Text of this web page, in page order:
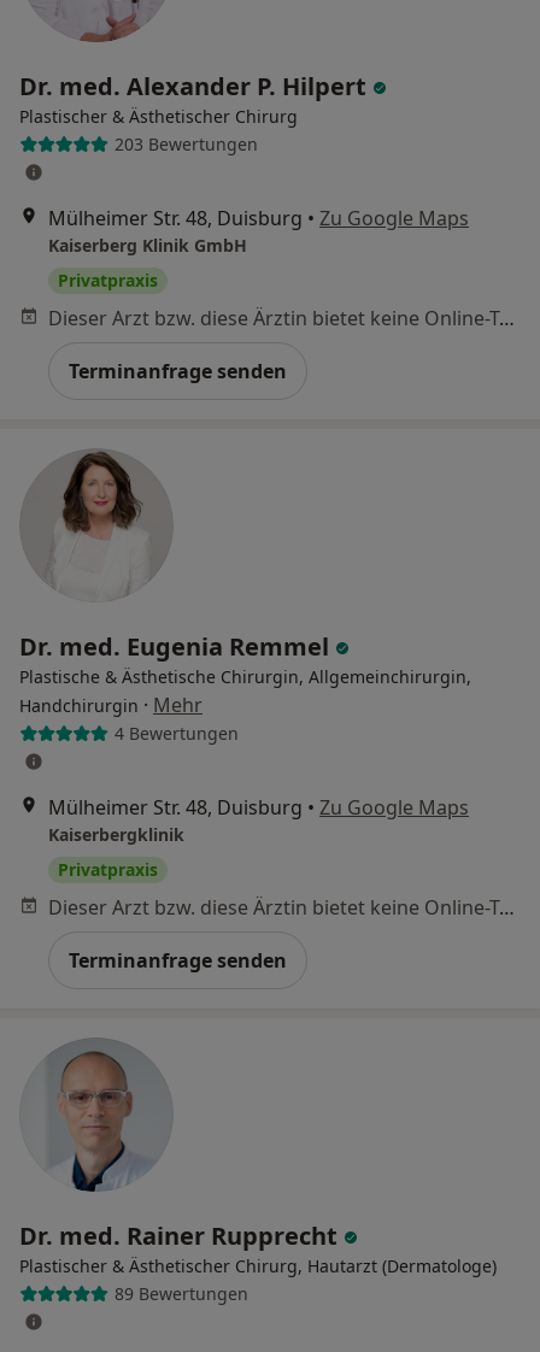
Dr. med. Alexander P. Hilpert
Plastischer & Ästhetischer Chirurg
203 Bewertungen
Mülheimer Str. 48, Duisburg • Zu Google Maps
Kaiserberg Klinik GmbH
Privatpraxis
Dieser Arzt bzw. diese Ärztin bietet keine Online-Terminbuchung an diesem Standort an.
Terminanfrage senden
Dr. med. Eugenia Remmel
Plastische & Ästhetische Chirurgin, Allgemeinchirurgin,
Handchirurgin · Mehr
4 Bewertungen
Mülheimer Str. 48, Duisburg • Zu Google Maps
Kaiserbergklinik
Privatpraxis
Dieser Arzt bzw. diese Ärztin bietet keine Online-Terminbuchung an diesem Standort an.
Terminanfrage senden
Dr. med. Rainer Rupprecht
Plastischer & Ästhetischer Chirurg, Hautarzt (Dermatologe)
89 Bewertungen